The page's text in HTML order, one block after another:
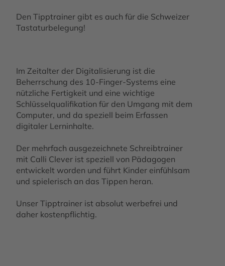
Den Tipptrainer gibt es auch für die Schweizer
Tastaturbelegung!
Im Zeitalter der Digitalisierung ist die
Beherrschung des 10-Finger-Systems eine
nützliche Fertigkeit und eine wichtige
Schlüsselqualifikation für den Umgang mit dem
Computer, und da speziell beim Erfassen
digitaler Lerninhalte.
Der mehrfach ausgezeichnete Schreibtrainer
mit Calli Clever ist speziell von Pädagogen
entwickelt worden und führt Kinder einfühlsam
und spielerisch an das Tippen heran.
Unser Tipptrainer ist absolut werbefrei und
daher kostenpflichtig.